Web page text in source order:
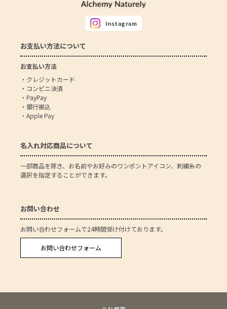
Instagram
お支払い方法について
お支払い方法
・クレジットカード
・コンビニ決済
・PayPay
・銀行振込
・Apple Pay
名入れ対応商品について
一部商品を除き、お名前やお好みのワンポントアイコン、刺繍糸の
選択を指定することができます。
お問い合わせ
お問い合わせフォームで24時間受け付けております。
お問い合わせフォーム